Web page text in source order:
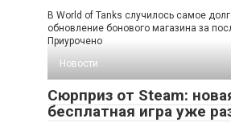
В World of Tanks случилось самое
обновление бонового магазина за
Приурочено
Новости
Сюрприз от Steam:
бесплатная игра уже